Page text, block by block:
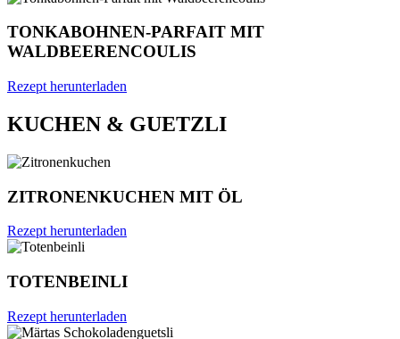
TONKABOHNEN-PARFAIT MIT
WALDBEERENCOULIS
Rezept herunterladen
KUCHEN & GUETZLI
ZITRONENKUCHEN MIT ÖL
Rezept herunterladen
TOTENBEINLI
Rezept herunterladen